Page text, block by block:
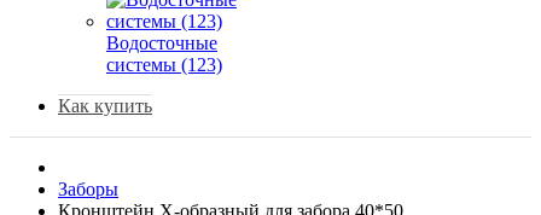
Водосточные
системы (123)
Как купить
Заборы
Кронштейн Х-образный для забора 40*50